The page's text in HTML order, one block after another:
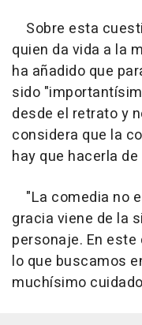
Sobre esta
quien da vida a la
ha añadido que
sido
desde el retrato y
considera que la
hay que hacerla
"La comedia no
gracia viene de la
personaje. En
lo que buscamos
muchísimo